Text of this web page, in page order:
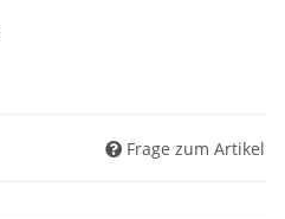
Frage zum Artikel